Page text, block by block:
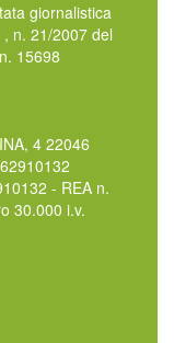
giornalistica
n. 21/2007 del
15698
4 22046
- REA n.
30.000 i.v.